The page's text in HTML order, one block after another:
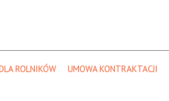
ROLNIKÓW
UMOWA KONTRAKTACJI